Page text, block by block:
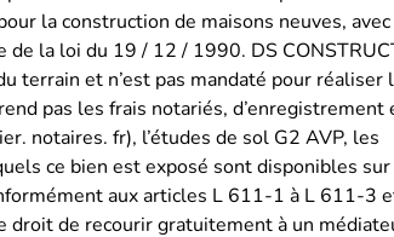
la construction de maisons neuves, avec
la loi du 19 / 12 / 1990. DS
terrain et n’est pas mandaté pour réaliser
pas les frais notariés, d’enregistrement
notaires. fr), l’études de sol G2 AVP, les
ce bien est exposé sont disponibles
aux articles L 611-1 à L 611-3
de recourir gratuitement à un